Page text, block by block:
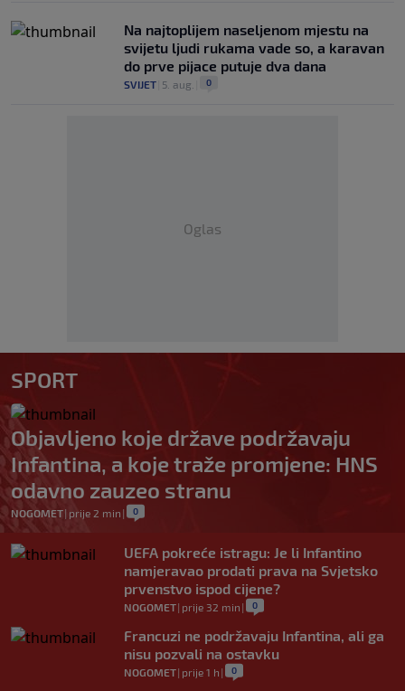
Na najtoplijem naseljenom mjestu na
svijetu ljudi rukama vade so, a karavan
do prve pijace putuje dva dana
SVIJET 5. aug. 0
Oglas
SPORT
Objavljeno koje države podržavaju
Infantina, a koje traže promjene: HNS
odavno zauzeo stranu
NOGOMET| prije 2 min | 0
UEFA pokreće istragu: Je li Infantino
namjeravao prodati prava na Svjetsko
prvenstvo ispod cijene?
NOGOMET| prije 32 min | 0
Francuzi ne podržavaju Infantina, ali ga
nisu pozvali na ostavku
NOGOMET| prije 1 h | 0